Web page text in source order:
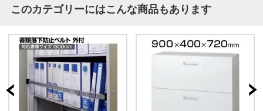
このカテゴリーにはこんな商品もあります